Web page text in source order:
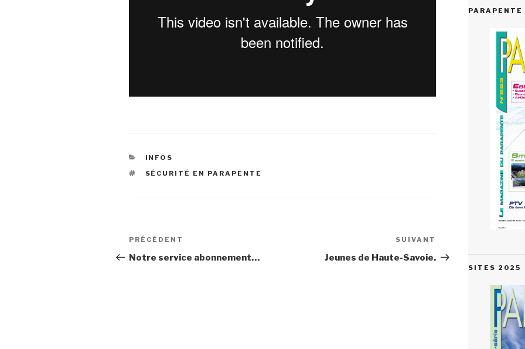
CATÉGORIES
INFOS
ÉTIQUETTES
SÉCURITÉ EN PARAPENTE
Navigation
de
Article
précédent
PRÉCÉDENT
Notre service abonnement…
suivant
SUIVANT
Jeunes de Haute-Savoie.
SITES 2025